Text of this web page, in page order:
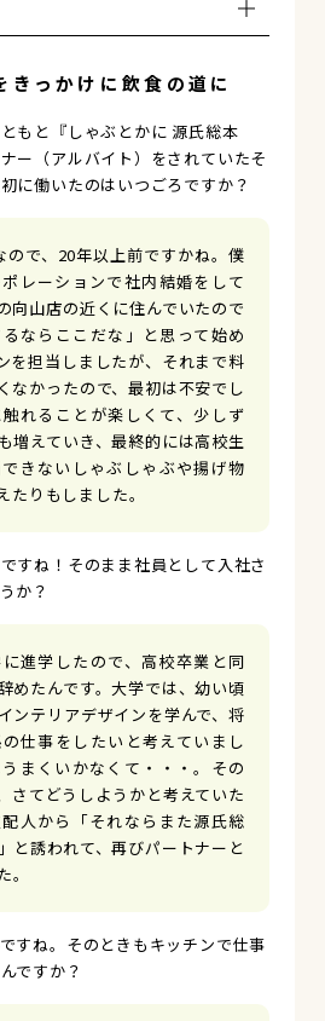
きっかけに飲食の道に
もと『しゃぶとかに 源氏総本
ー（アルバイト）をされていたそ
に働いたのはいつごろですか？
ので、20年以上前ですかね。僕
レーションで社内結婚をして
向山店の近くに住んでいたので
るならここだな」と思って始め
を担当しましたが、それまで料
なかったので、最初は不安でし
れることが楽しくて、少しず
増えていき、最終的には高校生
きないしゃぶしゃぶや揚げ物
たりもしました。
すね！そのまま社員として入社さ
か？
進学したので、高校卒業と同
めたんです。大学では、幼い頃
ンテリアデザインを学んで、将
仕事をしたいと考えていまし
まくいかなくて・・・。その
さてどうしようかと考えていた
人から「それならまた源氏総
と誘われて、再びパートナーと
すね。そのときもキッチンで仕事
ですか？